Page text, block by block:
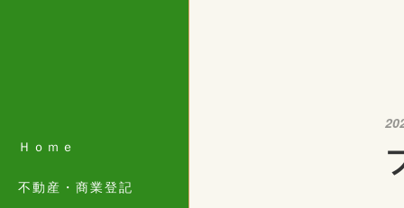
Ｈｏｍｅ
不動産・商業登記